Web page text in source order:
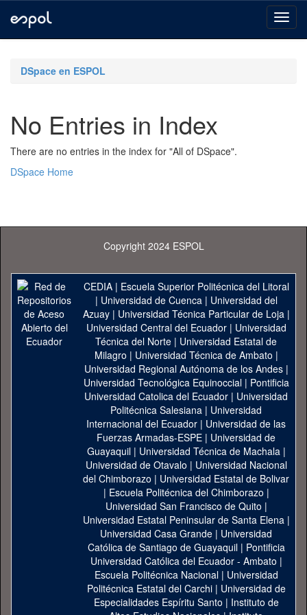
navigationDSpace en ESPOL
No Entries in Index
There are no entries in the index for "All of DSpace".
DSpace Home
Copyright 2024 ESPOL
CEDIA| Escuela Superior Politécnica del Litoral
| Universidad de Cuenca| Universidad del
Azuay| Universidad Técnica Particular de Loja|
Universidad Central del Ecuador| Universidad
Técnica del Norte | Universidad Estatal de
Milagro | Universidad Técnica de Ambato |
Universidad Regional Autónoma de los Andes|
Universidad Tecnológica Equinoccial| Pontificia
Universidad Catolica del Ecuador | Universidad
Politécnica Salesiana | Universidad
Internacional del Ecuador | Universidad de las
Fuerzas Armadas-ESPE | Universidad de
Guayaquil| Universidad Técnica de Machala|
Universidad de Otavalo | Universidad Nacional
del Chimborazo | Universidad Estatal de Bolivar
| Escuela Politécnica del Chimborazo |
Universidad San Francisco de Quito |
Universidad Estatal Peninsular de Santa Elena|
Universidad Casa Grande | Universidad
Católica de Santiago de Guayaquil| Pontificia
Universidad Católica del Ecuador - Ambato |
Escuela Politécnica Nacional| Universidad
Politécnica Estatal del Carchi| Universidad de
Especialidades Espíritu Santo | Instituto de